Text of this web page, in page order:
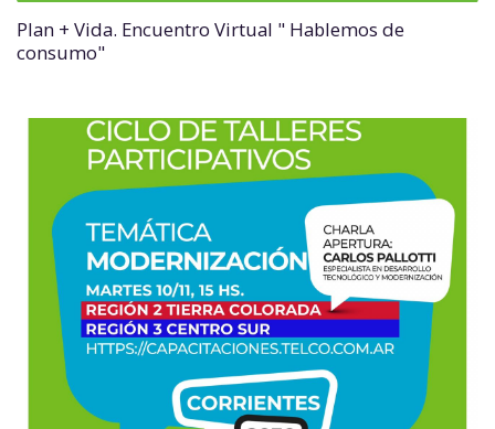
Plan + Vida. Encuentro Virtual " Hablemos de
consumo"